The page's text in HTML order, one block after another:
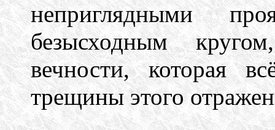
неприглядными
безысходным
вечности, которая
трещины этого